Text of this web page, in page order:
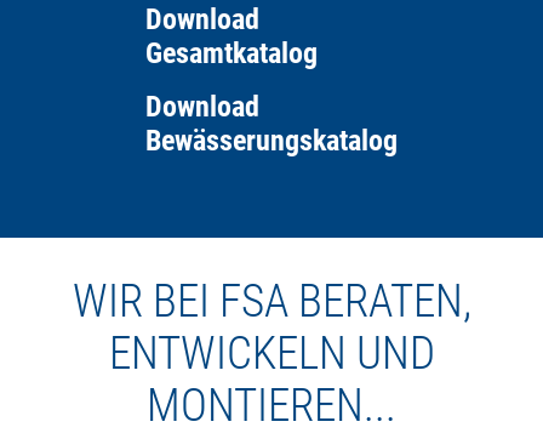
Download
Gesamtkatalog
Download
Bewässerungskatalog
WIR BEI FSA BERATEN,
ENTWICKELN UND
MONTIEREN...